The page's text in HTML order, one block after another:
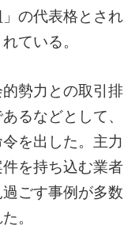
の代表格とされ
ている。
勢力との取引排
るなどとして、
を出した。主力
を持ち込む業者
ごす事例が多数
。